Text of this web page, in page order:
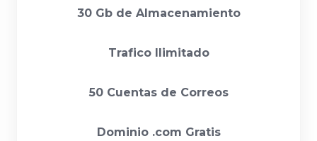
30 Gb de Almacenamiento
Trafico Ilimitado
50 Cuentas de Correos
Dominio .com Gratis